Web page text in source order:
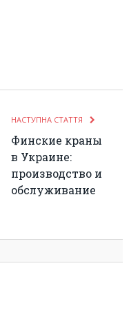
НАСТУПНА СТАТТЯ
Финские краны
в Украине:
производство и
обслуживание